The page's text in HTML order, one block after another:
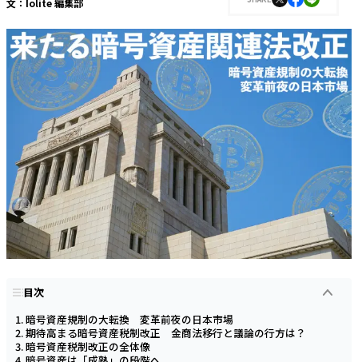
文： Iolite 編集部
目次
暗号資産規制の大転換 変革前夜の日本市場
期待高まる暗号資産税制改正 金商法移行と議論の行方は？
暗号資産税制改正の全体像